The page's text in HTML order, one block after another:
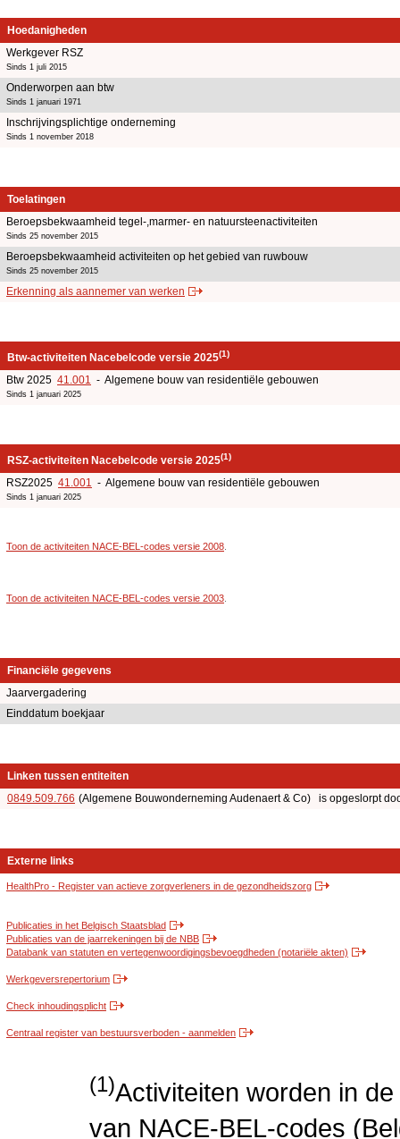
Hoedanigheden
Werkgever RSZ
Sinds 1 juli 2015
Onderworpen aan btw
Sinds 1 januari 1971
Inschrijvingsplichtige onderneming
Sinds 1 november 2018
Toelatingen
Beroepsbekwaamheid tegel-,marmer- en natuursteenactiviteiten
Sinds 25 november 2015
Beroepsbekwaamheid activiteiten op het gebied van ruwbouw
Sinds 25 november 2015
Erkenning als aannemer van werken
Btw-activiteiten Nacebelcode versie 2025(1)
Btw 2025 41.001 - Algemene bouw van residentiële gebouwen
Sinds 1 januari 2025
RSZ-activiteiten Nacebelcode versie 2025(1)
RSZ2025 41.001 - Algemene bouw van residentiële gebouwen
Sinds 1 januari 2025
Toon de activiteiten NACE-BEL-codes versie 2008
Toon de activiteiten NACE-BEL-codes versie 2003
Financiële gegevens
Jaarvergadering
Einddatum boekjaar
Linken tussen entiteiten
0849.509.766 (Algemene Bouwonderneming Audenaert & Co) is opgeslorpt
Externe links
HealthPro - Register van actieve zorgverleners in de gezondheidszorg
Publicaties in het Belgisch Staatsblad
Publicaties van de jaarrekeningen bij de NBB
Databank van statuten en vertegenwoordigingsbevoegdheden (notariële akten)
Werkgeversrepertorium
Check inhoudingsplicht
Centraal register van bestuursverboden - aanmelden
(1)Activiteiten worden in
van NACE-BEL-codes